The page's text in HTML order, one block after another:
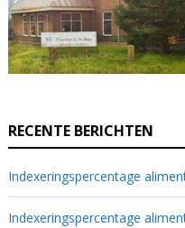
RECENTE BERICHTEN
Indexeringspercentage
Indexeringspercentage